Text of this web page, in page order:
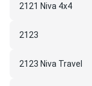
2121 Niva 4х4
2123
2123 Niva Travel